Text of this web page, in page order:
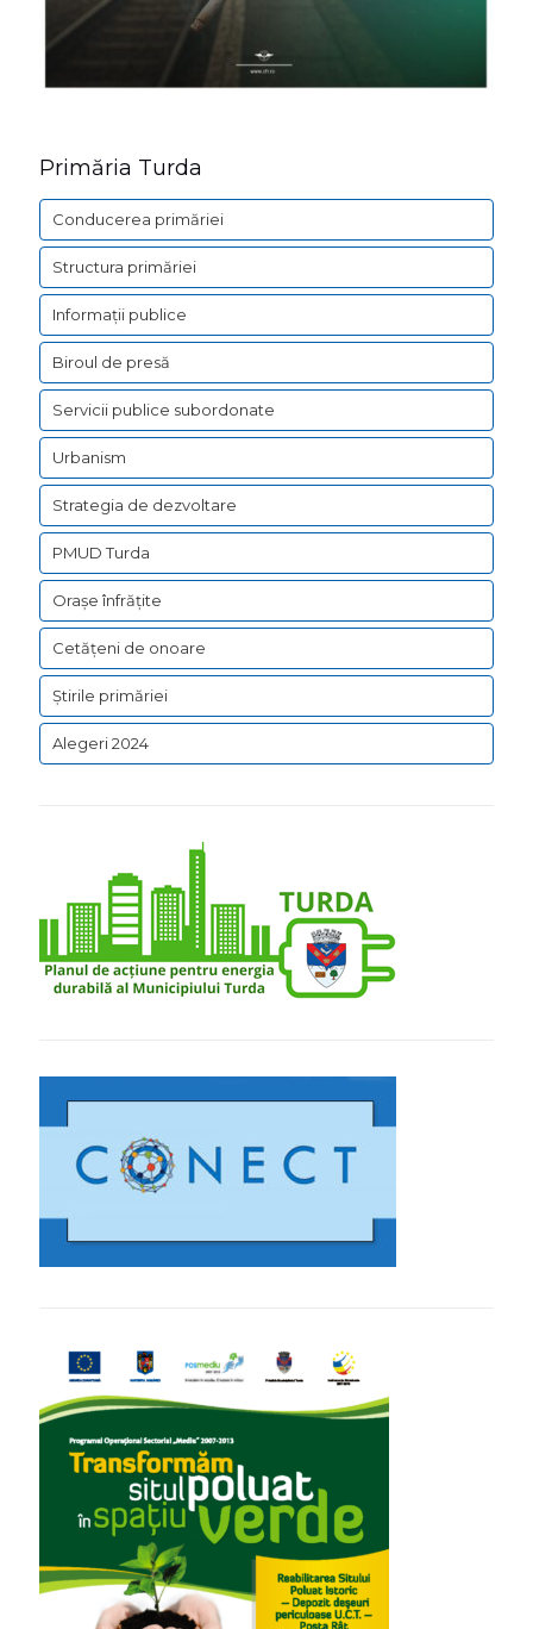
Primăria Turda
Conducerea primăriei
Structura primăriei
Informații publice
Biroul de presă
Servicii publice subordonate
Urbanism
Strategia de dezvoltare
PMUD Turda
Orașe înfrățite
Cetățeni de onoare
Știrile primăriei
Alegeri 2024